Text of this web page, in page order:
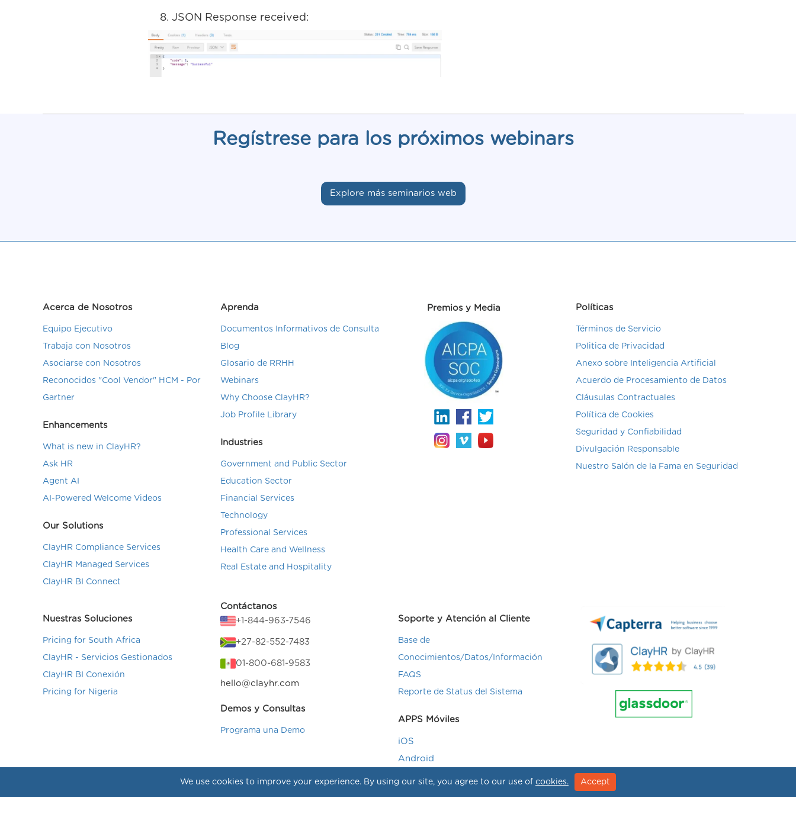
JSON Response received:
Regístrese para los próximos webinars
Explore más seminarios web
Acerca de Nosotros
Equipo Ejecutivo
Trabaja con Nosotros
Asociarse con Nosotros
Reconocidos "Cool Vendor" HCM - Por
Gartner
Enhancements
What is new in ClayHR?
Ask HR
Agent AI
AI-Powered Welcome Videos
Our Solutions
ClayHR Compliance Services
ClayHR Managed Services
ClayHR BI Connect
Aprenda
Documentos Informativos de Consulta
Blog
Glosario de RRHH
Webinars
Why Choose ClayHR?
Job Profile Library
Industries
Government and Public Sector
Education Sector
Financial Services
Technology
Professional Services
Health Care and Wellness
Real Estate and Hospitality
Premios y Media Políticas
Términos de Servicio
Politica de Privacidad
Anexo sobre Inteligencia Artificial
Acuerdo de Procesamiento de Datos
Cláusulas Contractuales
Política de Cookies
Seguridad y Confiabilidad
Divulgación Responsable
Nuestro Salón de la Fama en Seguridad
Nuestras Soluciones
Pricing for South Africa
ClayHR - Servicios Gestionados
ClayHR BI Conexión
Pricing for Nigeria
Contáctanos
+1-844-963-7546
+27-82-552-7483
01-800-681-9583
hello@clayhr.com
Demos y Consultas
Programa una Demo
Soporte y Atención al Cliente
Base de
Conocimientos/Datos/Información
FAQS
Reporte de Status del Sistema
APPS Móviles
iOS
Android
We use cookies to improve your experience. By using our site, you agree to our use of cookies. Accept